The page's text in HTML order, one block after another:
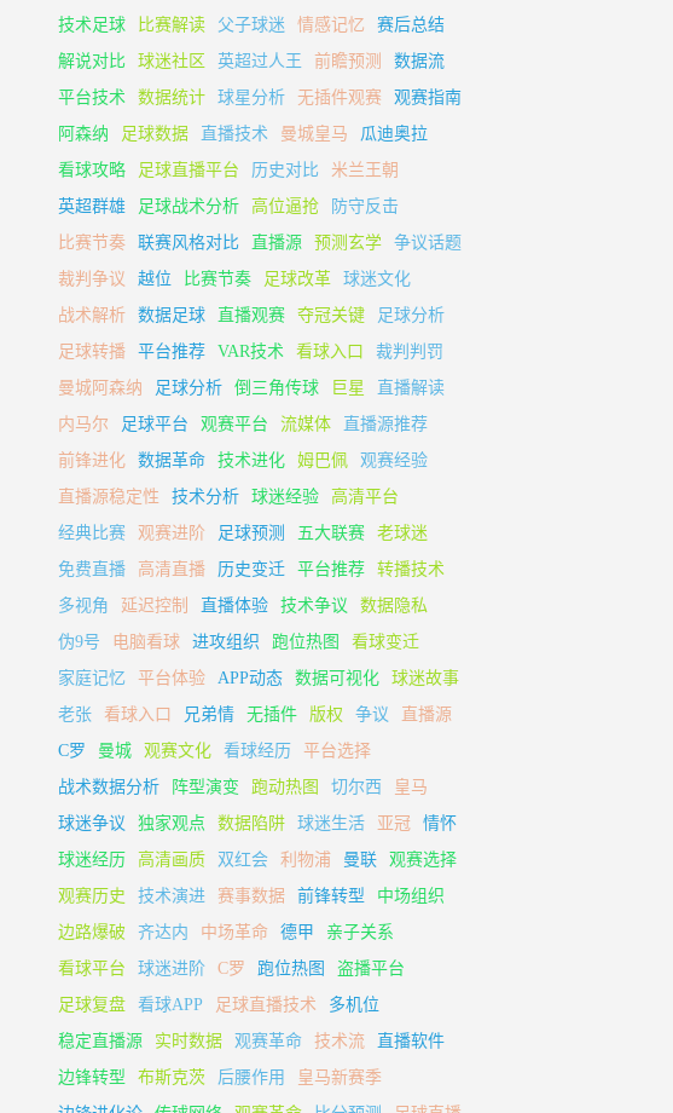
技术足球
比赛解读 父子球迷 情感记忆
赛后总结
解说对比
球迷社区 英超过人王 前瞻预测
数据流
平台技术
数据统计 球星分析 无插件观赛
观赛指南
阿森纳
足球数据 直播技术 曼城皇马
瓜迪奥拉
看球攻略
足球直播平台 历史对比
米兰王朝
英超群雄
足球战术分析 高位逼抢
防守反击
比赛节奏
联赛风格对比 直播源 预测玄学
争议话题
裁判争议
越位 比赛节奏 足球改革
球迷文化
战术解析
数据足球 直播观赛 夺冠关键
足球分析
足球转播
平台推荐 VAR技术 看球入口
裁判判罚
曼城阿森纳
足球分析 倒三角传球 巨星
直播解读
内马尔
足球平台 观赛平台 流媒体
直播源推荐
前锋进化
数据革命 技术进化 姆巴佩
观赛经验
直播源稳定性
技术分析 球迷经验
高清平台
经典比赛
观赛进阶 足球预测 五大联赛
老球迷
免费直播
高清直播 历史变迁 平台推荐
转播技术
多视角
延迟控制 直播体验 技术争议
数据隐私
伪9号
电脑看球 进攻组织 跑位热图
看球变迁
家庭记忆
平台体验 APP动态 数据可视化
球迷故事
老张
看球入口 兄弟情 无插件 版权 争议
直播源
C罗
曼城 观赛文化 看球经历
平台选择
战术数据分析
阵型演变 跑动热图 切尔西
皇马
球迷争议
独家观点 数据陷阱 球迷生活 亚冠
情怀
球迷经历
高清画质 双红会 利物浦 曼联
观赛选择
观赛历史
技术演进 赛事数据 前锋转型
中场组织
边路爆破
齐达内 中场革命 德甲
亲子关系
看球平台
球迷进阶 C罗 跑位热图
盗播平台
足球复盘
看球APP 足球直播技术
多机位
稳定直播源
实时数据 观赛革命 技术流
直播软件
边锋转型
布斯克茨 后腰作用
皇马新赛季